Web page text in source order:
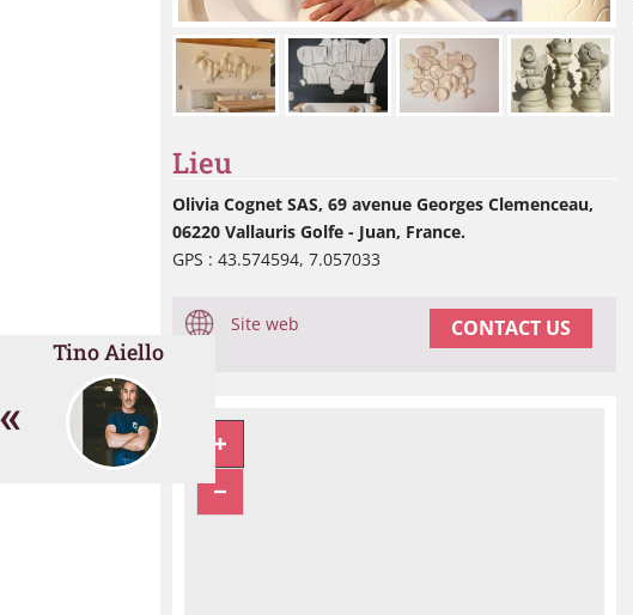
«
Tino Aiello
Lieu
Olivia Cognet SAS, 69 avenue Georges Clemenceau,
06220 Vallauris Golfe - Juan, France.
GPS : 43.574594, 7.057033
CONTACT US
Site web